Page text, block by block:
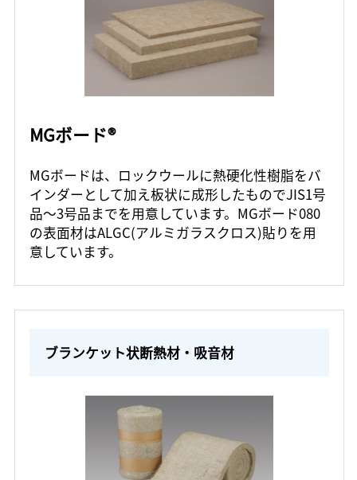
MGボード®
MGボードは、ロックウールに熱硬化性樹脂をバ
インダーとして加え板状に成形したものでJIS1号
品～3号品までを用意しています。MGボード080
の表面材はALGC(アルミガラスクロス)貼りを用
意しています。
ブランケット状断熱材・吸音材